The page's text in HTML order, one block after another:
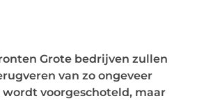
Grote bedrijven zullen
van zo ongeveer
wordt voorgeschoteld, maar